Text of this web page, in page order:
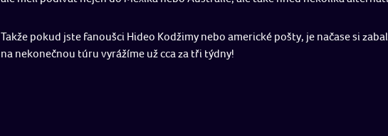
Takže pokud jste fanoušci Hideo Kodžimy nebo americké pošty, je načase si
na nekonečnou túru vyrážíme už cca za tři týdny!